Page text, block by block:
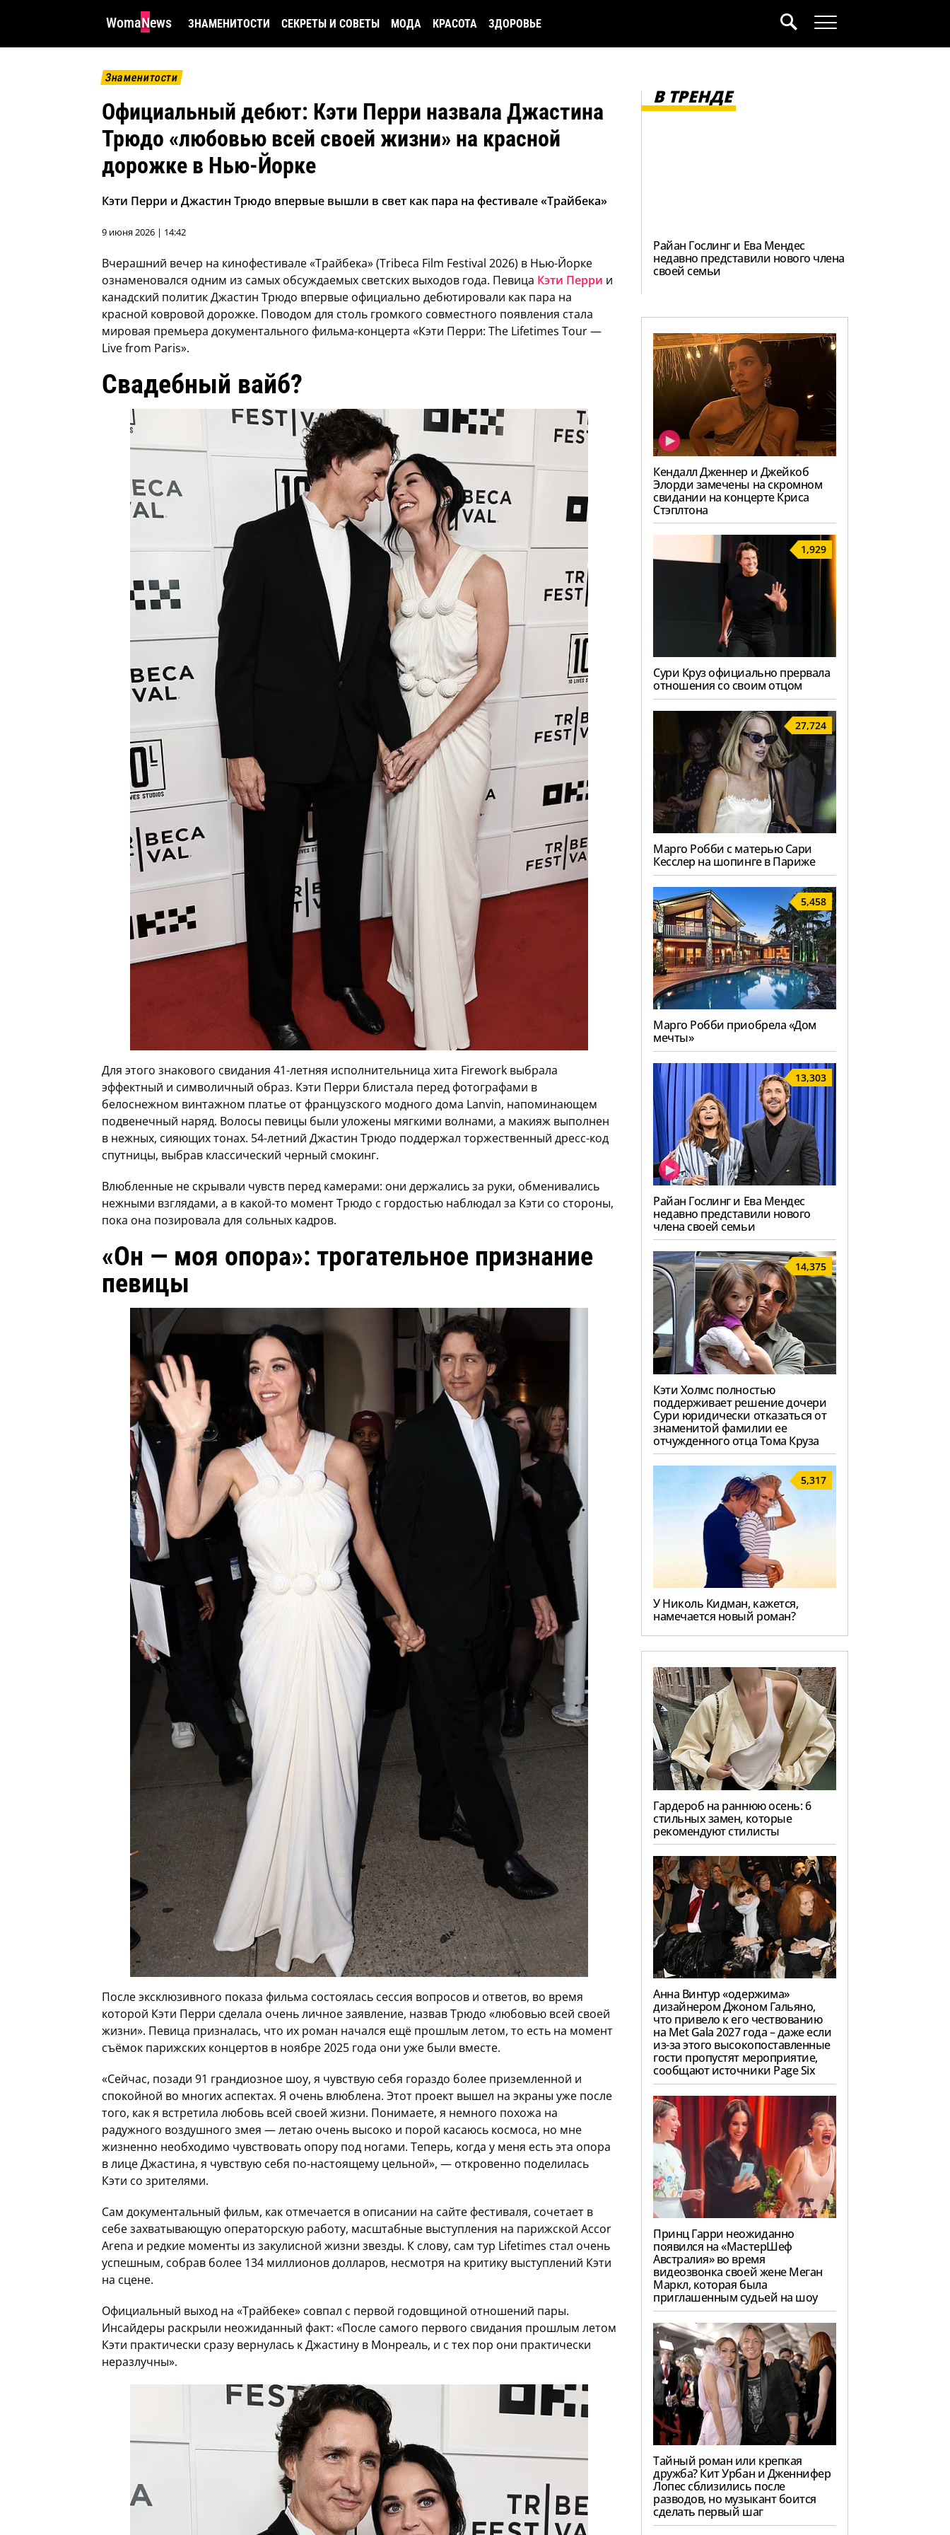
WomaNews ЗНАМЕНИТОСТИ СЕКРЕТЫ И СОВЕТЫ МОДА КРАСОТА ЗДОРОВЬЕ
Знаменитости
Официальный дебют: Кэти Перри назвала Джастина
Трюдо «любовью всей своей жизни» на красной
дорожке в Нью-Йорке
Кэти Перри и Джастин Трюдо впервые вышли в свет как пара на фестивале «Трайбека»
9 июня 2026 | 14:42
Вчерашний вечер на кинофестивале «Трайбека» (Tribeca Film Festival 2026) в Нью-Йорке
ознаменовался одним из самых обсуждаемых светских выходов года. Певица Кэти Перри и
канадский политик Джастин Трюдо впервые официально дебютировали как пара на
красной ковровой дорожке. Поводом для столь громкого совместного появления стала
мировая премьера документального фильма-концерта «Кэти Перри: The Lifetimes Tour —
Live from Paris».
Свадебный вайб?
Для этого знакового свидания 41-летняя исполнительница хита Firework выбрала
эффектный и символичный образ. Кэти Перри блистала перед фотографами в
белоснежном винтажном платье от французского модного дома Lanvin, напоминающем
подвенечный наряд. Волосы певицы были уложены мягкими волнами, а макияж выполнен
в нежных, сияющих тонах. 54-летний Джастин Трюдо поддержал торжественный дресс-код
спутницы, выбрав классический черный смокинг.
Влюбленные не скрывали чувств перед камерами: они держались за руки, обменивались
нежными взглядами, а в какой-то момент Трюдо с гордостью наблюдал за Кэти со стороны,
пока она позировала для сольных кадров.
«Он — моя опора»: трогательное признание
певицы
После эксклюзивного показа фильма состоялась сессия вопросов и ответов, во время
которой Кэти Перри сделала очень личное заявление, назвав Трюдо «любовью всей своей
жизни». Певица призналась, что их роман начался ещё прошлым летом, то есть на момент
съёмок парижских концертов в ноябре 2025 года они уже были вместе.
«Сейчас, позади 91 грандиозное шоу, я чувствую себя гораздо более приземленной и
спокойной во многих аспектах. Я очень влюблена. Этот проект вышел на экраны уже после
того, как я встретила любовь всей своей жизни. Понимаете, я немного похожа на
радужного воздушного змея — летаю очень высоко и порой касаюсь космоса, но мне
жизненно необходимо чувствовать опору под ногами. Теперь, когда у меня есть эта опора
в лице Джастина, я чувствую себя по-настоящему цельной», — откровенно поделилась
Кэти со зрителями.
Сам документальный фильм, как отмечается в описании на сайте фестиваля, сочетает в
себе захватывающую операторскую работу, масштабные выступления на парижской Accor
Arena и редкие моменты из закулисной жизни звезды. К слову, сам тур Lifetimes стал очень
успешным, собрав более 134 миллионов долларов, несмотря на критику выступлений Кэти
на сцене.
Официальный выход на «Трайбеке» совпал с первой годовщиной отношений пары.
Инсайдеры раскрыли неожиданный факт: «После самого первого свидания прошлым летом
Кэти практически сразу вернулась к Джастину в Монреаль, и с тех пор они практически
неразлучны».
В ТРЕНДЕ
Райан Гослинг и Ева Мендес
недавно представили нового члена
своей семьи
Кендалл Дженнер и Джейкоб
Элорди замечены на скромном
свидании на концерте Криса
Стэплтона
1,929
Сури Круз официально прервала
отношения со своим отцом
27,724
Марго Робби с матерью Сари
Кесслер на шопинге в Париже
5,458
Марго Робби приобрела «Дом
мечты»
13,303
Райан Гослинг и Ева Мендес
недавно представили нового
члена своей семьи
14,375
Кэти Холмс полностью
поддерживает решение дочери
Сури юридически отказаться от
знаменитой фамилии ее
отчужденного отца Тома Круза
5,317
У Николь Кидман, кажется,
намечается новый роман?
Гардероб на раннюю осень: 6
стильных замен, которые
рекомендуют стилисты
Анна Винтур «одержима»
дизайнером Джоном Гальяно,
что привело к его чествованию
на Met Gala 2027 года – даже если
из-за этого высокопоставленные
гости пропустят мероприятие,
сообщают источники Page Six
Принц Гарри неожиданно
появился на «МастерШеф
Австралия» во время
видеозвонка своей жене Меган
Маркл, которая была
приглашенным судьей на шоу
Тайный роман или крепкая
дружба? Кит Урбан и Дженнифер
Лопес сблизились после
разводов, но музыкант боится
сделать первый шаг